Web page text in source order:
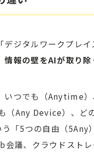
デジタルワークプレ
情報の壁をAIが取り
いつでも（Anytime
（Any Device）、ど
「5つの自由（5Any
会議、クラウドスト